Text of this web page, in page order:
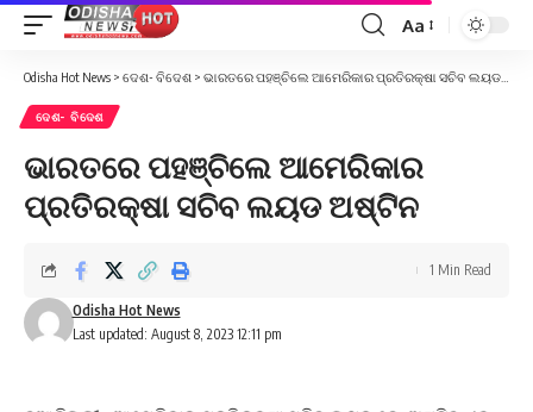
Font
Resizer
Aa
Odisha Hot News > ଦେଶ- ବିଦେଶ > ଭାରତରେ ପହଞ୍ଚିଲେ ଆମେରିକାର ପ୍ରତିରକ୍ଷା ସଚିବ ଲୟଡ ଅଷ୍ଟିନ
ଦେଶ- ବିଦେଶ
ଭାରତରେ ପହଞ୍ଚିଲେ ଆମେରିକାର
ପ୍ରତିରକ୍ଷା ସଚିବ ଲୟଡ ଅଷ୍ଟିନ
Last updated: August 8, 2023 12:11 pm
Odisha Hot News
1 Min Read